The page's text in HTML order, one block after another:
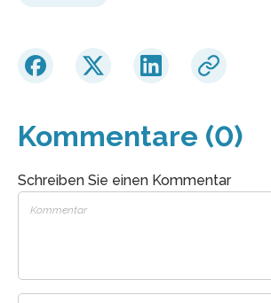
Kommentare (0)
Schreiben Sie einen Kommentar